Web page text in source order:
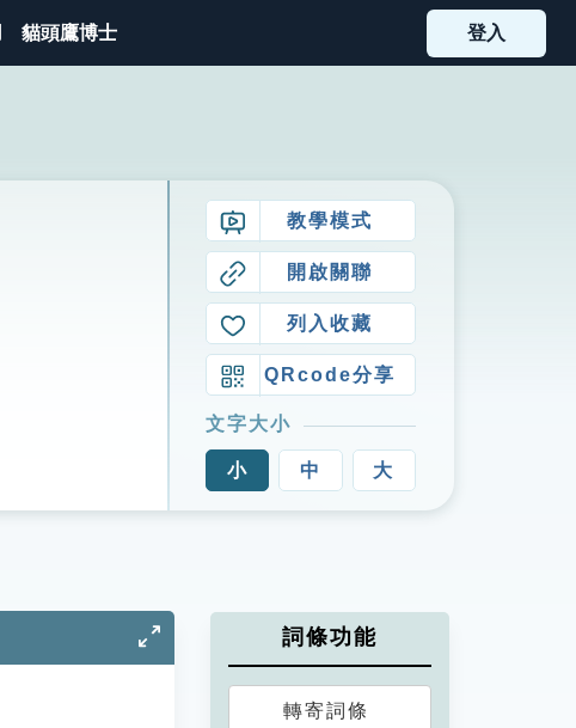
貓頭鷹博士 登入
教學模式
開啟關聯
列入收藏
QRcode分享
文字大小
小 中 大
詞條功能
轉寄詞條